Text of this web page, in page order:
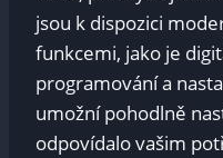
jsou k dispozici
funkcemi, jako je
programování a
umožní pohodlně
odpovídalo vašim